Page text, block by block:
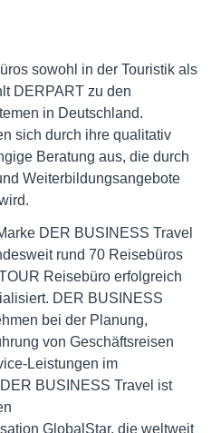
sowohl in der Touristik als
DERPART zu den
in Deutschland.
sich durch ihre qualitativ
Beratung aus, die durch
Weiterbildungsangebote
DER BUSINESS Travel
rund 70 Reisebüros
Reisebüro erfolgreich
DER BUSINESS
bei der Planung,
von Geschäftsreisen
Leistungen im
BUSINESS Travel ist
GlobalStar, die weltweit